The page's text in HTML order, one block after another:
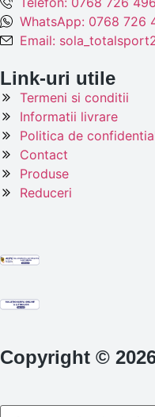
WhatsApp: 0768 726
Email:
Link-uri utile
Termeni si conditii
Informatii livrare
Politica de
Contact
Produse
Reduceri
Copyright ©